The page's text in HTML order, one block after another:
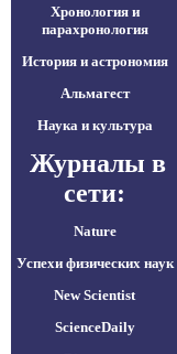
Хронология и
парахронология
История и астрономия
Альмагест
Наука и культура
Журналы в
сети:
Nature
Успехи физических наук
New Scientist
ScienceDaily